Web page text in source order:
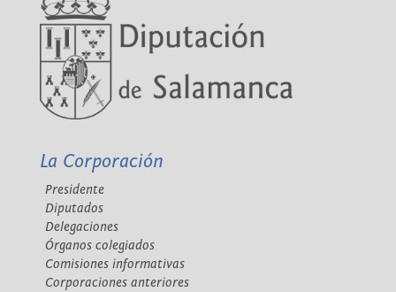
La Corporación
Presidente
Diputados
Delegaciones
Órganos colegiados
Comisiones informativas
Corporaciones anteriores